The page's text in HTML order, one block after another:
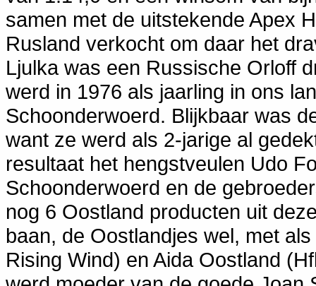
samen met de uitstekende Apex
Rusland verkocht om daar het
Ljulka was een Russische Orloff
werd in 1976 als jaarling in ons
Schoonderwoerd. Blijkbaar was
want ze werd als 2-jarige al
resultaat het hengstveulen Udo
Schoonderwoerd en de
nog 6 Oostland producten uit
baan, de Oostlandjes wel, met
Rising Wind) en Aida Oostland